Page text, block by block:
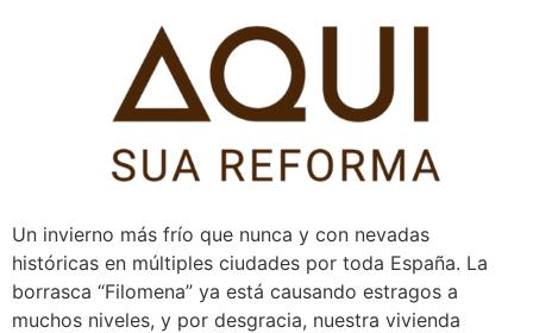
Un invierno más frío que nunca y con nevadas
históricas en múltiples ciudades por toda España. La
borrasca “Filomena” ya está causando estragos a
muchos niveles, y por desgracia, nuestra vivienda